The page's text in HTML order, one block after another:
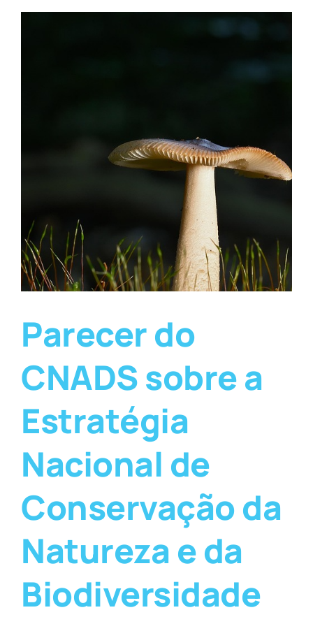
Parecer do
CNADS sobre a
Estratégia
Nacional de
Conservação da
Natureza e da
Biodiversidade